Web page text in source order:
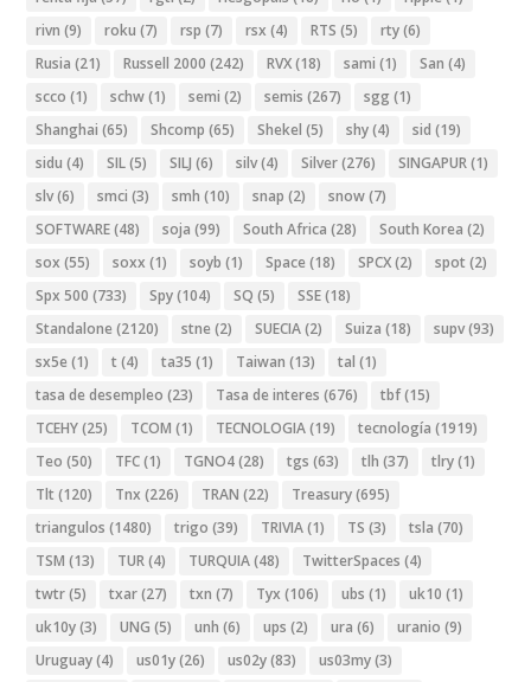
rivn (9) roku (7) rsp (7) rsx (4) RTS (5) rty(6)
Rusia (21) Russell 2000 (242) RVX(18) sami (1) San (4)
scco (1) schw(1) semi (2) semis (267) sgg (1)
Shanghai (65) Shcomp (65) Shekel (5) shy(4) sid (19)
sidu (4) SIL(5) SILJ (6) silv(4) Silver(276) SINGAPUR(1)
slv(6) smci (3) smh (10) snap (2) snow(7)
SOFTWARE(48) soja (99) South Africa (28) South Korea (2)
sox (55) soxx (1) soyb (1) Space (18) SPCX(2) spot (2)
Spx 500 (733) Spy(104) SQ (5) SSE(18)
Standalone (2120) stne (2) SUECIA(2) Suiza (18) supv(93)
sx5e (1) t (4) ta35 (1) Taiwan (13) tal (1)
tasa de desempleo (23) Tasa de interes (676) tbf(15)
TCEHY(25) TCOM (1) TECNOLOGIA(19) tecnología (1919)
Teo (50) TFC(1) TGNO4(28) tgs (63) tlh (37) tlry(1)
Tlt (120) Tnx (226) TRAN (22) Treasury(695)
triangulos (1480) trigo (39) TRIVIA(1) TS (3) tsla (70)
TSM (13) TUR(4) TURQUIA(48) TwitterSpaces (4)
twtr(5) txar(27) txn (7) Tyx (106) ubs (1) uk10 (1)
uk10y(3) UNG (5) unh (6) ups (2) ura (6) uranio (9)
Uruguay(4) us01y(26) us02y(83) us03my(3)